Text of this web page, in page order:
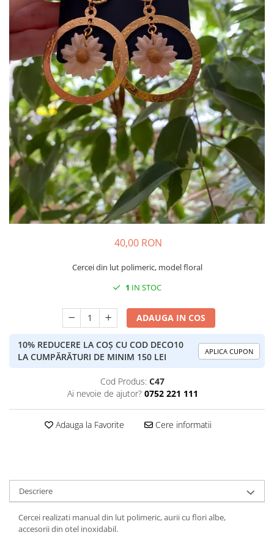
40,00 RON
Cercei din lut polimeric, model floral
1 IN STOC
ADAUGA IN COS
10% REDUCERE LA COȘ CU COD DECO10
LA CUMPĂRĂTURI DE MINIM 150 LEI
APLICA CUPON
Cod Produs: C47
Ai nevoie de ajutor? 0752 221 111
Adauga la Favorite Cere informatii
Descriere
Cercei realizati manual din lut polimeric, aurii cu flori albe,
accesorii din otel inoxidabil.